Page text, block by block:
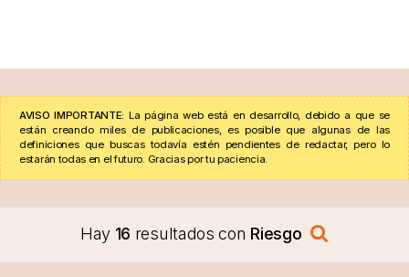
AVISO IMPORTANTE: La página web está en desarrollo, debido a que se
están creando miles de publicaciones, es posible que algunas de las
definiciones que buscas todavía estén pendientes de redactar, pero lo
estarán todas en el futuro. Gracias por tu paciencia.
Hay 16 resultados con Riesgo